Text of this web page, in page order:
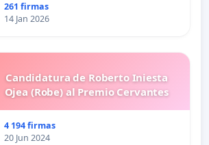
261 firmas
14 Jan 2026
Candidatura de Roberto Iniesta
Ojea (Robe) al Premio Cervantes
4 194 firmas
20 Jun 2024